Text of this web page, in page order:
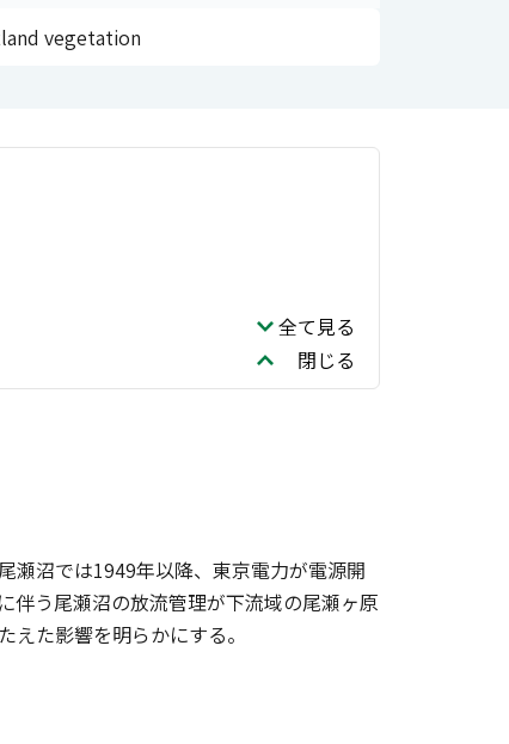
vegetation
全て見る
閉じる
瀬沼では1949年以降、東京電力が電源開
伴う尾瀬沼の放流管理が下流域の尾瀬ヶ原
た影響を明らかにする。